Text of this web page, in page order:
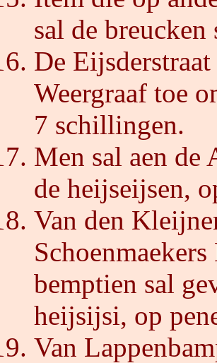
sal de
De
Weergraaf toe
7 schillingen.
Men sal aen de
de heijseijsen,
Van den
bemptien sal
heijsijsi, op
Van